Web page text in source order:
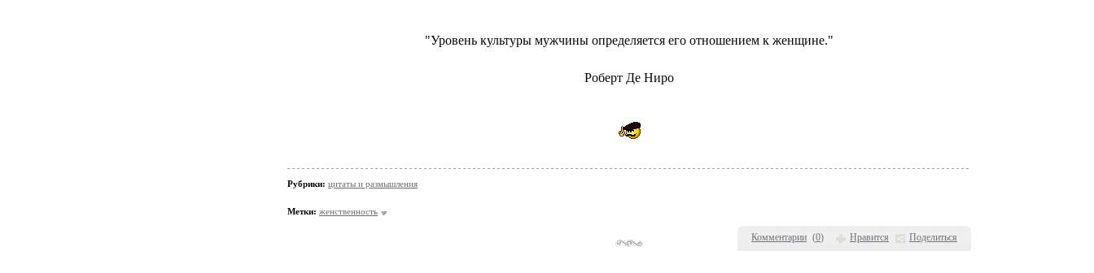
Комментарии (0) Нравится Поделиться
"Уровень культуры мужчины определяется его отношением к женщине."
Роберт Де Ниро
Рубрики: цитаты и размышления
Метки: женственность